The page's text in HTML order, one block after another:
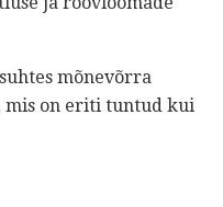
mõnevõrra
mis on eriti tuntud kui